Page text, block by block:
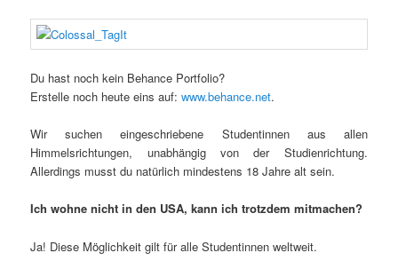
Du hast noch kein Behance Portfolio?
Erstelle noch heute eins auf:www.behance.net.
Wir suchen eingeschriebene Studentinnen aus allen
Himmelsrichtungen, unabhängig von der Studienrichtung.
Allerdings musst du natürlich mindestens 18 Jahre alt sein.
Ich wohne nicht in den USA, kann ich trotzdem mitmachen?
Ja! Diese Möglichkeit gilt für alle Studentinnen weltweit.